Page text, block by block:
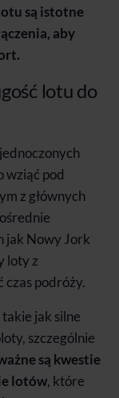
są istotne
aby
lotu do
wziąć pod
z głównych
jak Nowy Jork
loty z
czas podróży.
jak silne
szczególnie
są kwestie
lotów, które